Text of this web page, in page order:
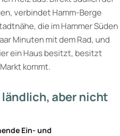
verbindet Hamm-Berge
die im Hammer Süden
Minuten mit dem Rad, und
ein Haus besitzt, besitzt
kommt.
aber nicht
Ein- und